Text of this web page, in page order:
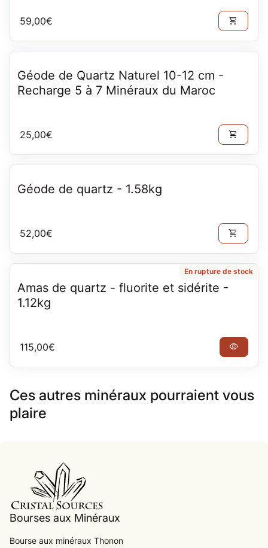
Prix normal
59,00€ shopping_cart
Géode de Quartz Naturel 10-12 cm -
Recharge 5 à 7 Minéraux du Maroc
Prix normal
25,00€ shopping_cart
Géode de quartz - 1.58kg
Prix normal
52,00€ shopping_cart
En rupture de stock
Amas de quartz - fluorite et sidérite -
1.12kg
Prix normal
115,00€ visibility
Ces autres minéraux pourraient vous
plaire
Bourses aux Minéraux
Bourse aux minéraux Thonon